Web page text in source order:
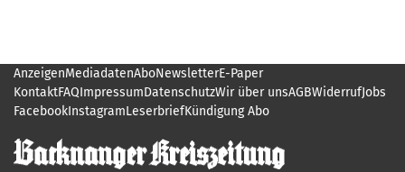
AnzeigenMediadatenAboNewsletterE-Paper
KontaktFAQImpressumDatenschutzWir über unsAGBWiderrufJobs
FacebookInstagramLeserbriefKündigung Abo